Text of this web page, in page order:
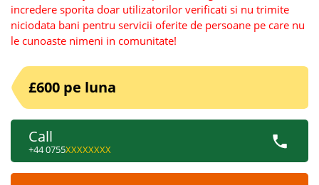
incredere sporita doar utilizatorilor verificati si nu trimite
niciodata bani pentru servicii oferite de persoane pe care nu
le cunoaste nimeni in comunitate!
£600 pe luna
Call
+44 0755XXXXXXXX